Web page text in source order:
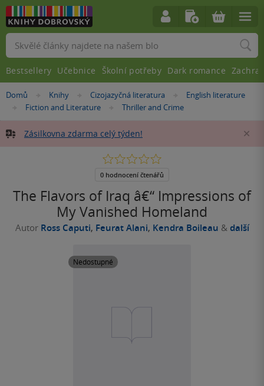
Nacházíte
Domů »Knihy »Cizojazyčná literatura »English literature
»Fiction and Literature »
Thriller and Crime
Zásilkovna zdarma celý týden!
The Flavors of Iraq â€“ Impressions of
My Vanished Homeland
Autor Ross Caputi, Feurat Alani, Kendra Boileau & další
Nedostupné
0.0
5
0 hodnocení čtenářů
Vyhledávání
Bestsellery Učebnice Školní potřeby Dark romance